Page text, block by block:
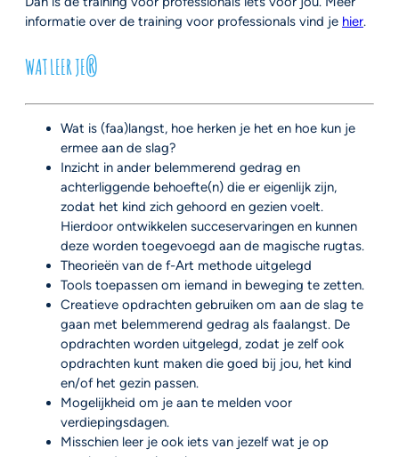
informatie over de training voor professionals vind je hier.
WAT LEER JE?
Wat is (faa)langst, hoe herken je het en hoe kun je
ermee aan de slag?
Inzicht in ander belemmerend gedrag en
achterliggende behoefte(n) die er eigenlijk zijn,
zodat het kind zich gehoord en gezien voelt.
Hierdoor ontwikkelen succeservaringen en kunnen
deze worden toegevoegd aan de magische rugtas.
Theorieën van de f-Art methode uitgelegd
Tools toepassen om iemand in beweging te zetten.
Creatieve opdrachten gebruiken om aan de slag te
gaan met belemmerend gedrag als faalangst. De
opdrachten worden uitgelegd, zodat je zelf ook
opdrachten kunt maken die goed bij jou, het kind
en/of het gezin passen.
Mogelijkheid om je aan te melden voor
verdiepingsdagen.
Misschien leer je ook iets van jezelf wat je op